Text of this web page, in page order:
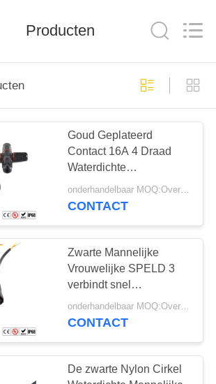
343
Voltage
60
41
Producten
Goud Geplateerd
Contact 16A 4 Draad
Waterdichte
Schakelaars 3 Speld
onderhandelbaar MOQ:Overeen te komen
CONTACT
Zwarte Mannelijke
Vrouwelijke SPELD 3
verbindt snel
Waterdichte
Draadschakelaars
onderhandelbaar MOQ:Overeen te komen
CONTACT
De zwarte Nylon Cirkel